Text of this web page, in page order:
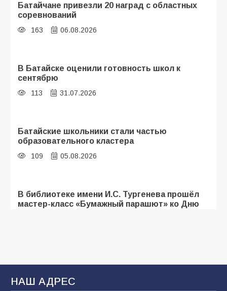
Батайчане привезли 20 наград с областных
соревнований
163 06.08.2026
В Батайске оценили готовность школ к
сентябрю
113 31.07.2026
Батайские школьники стали частью
образовательного кластера
109 05.08.2026
В библиотеке имени И.С. Тургенева прошёл
мастер-класс «Бумажный парашют» ко Дню
«Мобилизация или набор?» Что на самом
деле происходит в армии России в августе
2026 года
НАШ АДРЕС